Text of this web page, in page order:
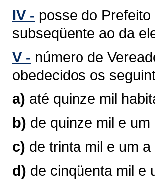
IV - posse do
subseqüente ao da
V - número de
obedecidos os
a) até quinze mil
b) de quinze mil e
c) de trinta mil e um
d) de cinqüenta mil e